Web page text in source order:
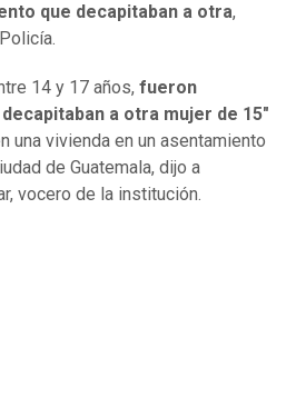
que decapitaban a otra,
14 y 17 años, fueron
a otra mujer de 15"
una vivienda en un asentamiento
de Guatemala, dijo a
vocero de la institución.